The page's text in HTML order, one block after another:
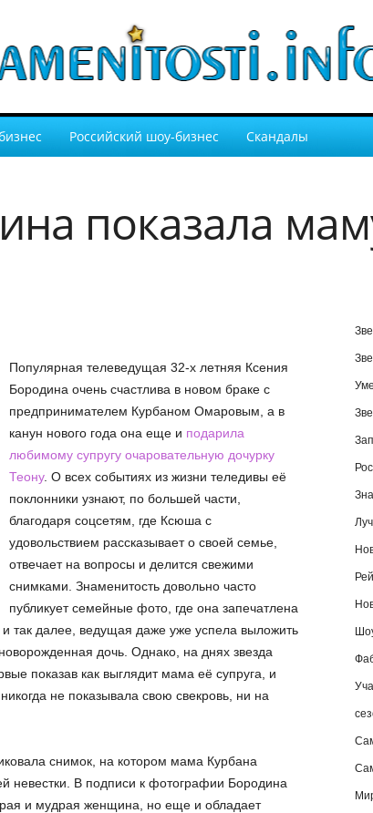
Российский шоу-бизнес Скандалы
показала
Популярная телеведущая 32-х летняя Ксения
Бородина очень счастлива в новом браке с
предпринимателем Курбаном Омаровым, а в
канун нового года она еще и подарила
любимому супругу очаровательную дочурку
Теону. О всех событиях из жизни теледивы её
поклонники узнают, по большей части,
благодаря соцсетям, где Ксюша с
удовольствием рассказывает о своей семье,
отвечает на вопросы и делится свежими
снимками. Знаменитость довольно часто
публикует семейные фото, где она запечатлена
так далее, ведущая даже уже успела выложить
дочь. Однако, на днях звезда
показав как выглядит мама её супруга, и
не показывала свою свекровь, ни на
снимок, на котором мама Курбана
невестки. В подписи к фотографии Бородина
и мудрая женщина, но еще и обладает